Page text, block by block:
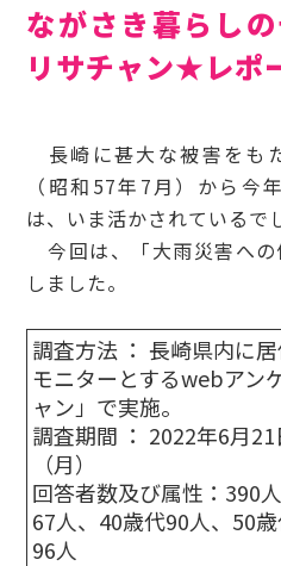
ながさき暮らし
リサチャン★レポ
長崎に甚大な被害をも
（昭和57年7月）から今
は、いま活かされているで
今回は、「大雨災害へ
しました。
調査方法 ： 長崎県内に
モニターとするwebアン
ャン」で実施。
調査期間 ： 2022年6月
（月）
回答者数及び属性：390
67人、40歳代90人、50
96人